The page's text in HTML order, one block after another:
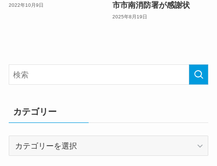
2022年10月9日
市市南消防署が感謝状
2025年8月19日
カテゴリー